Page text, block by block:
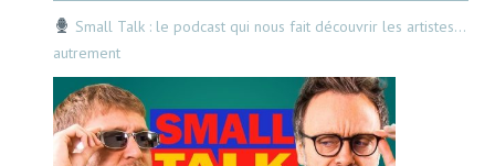
Small Talk : le podcast qui nous fait découvrir les artistes…
autrement